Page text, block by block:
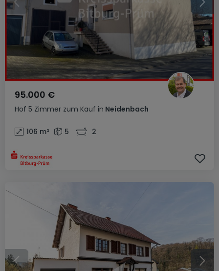
Hof 5 Zimmer zum Kauf in Neidenbach
95.000 €
106 m² 5 2